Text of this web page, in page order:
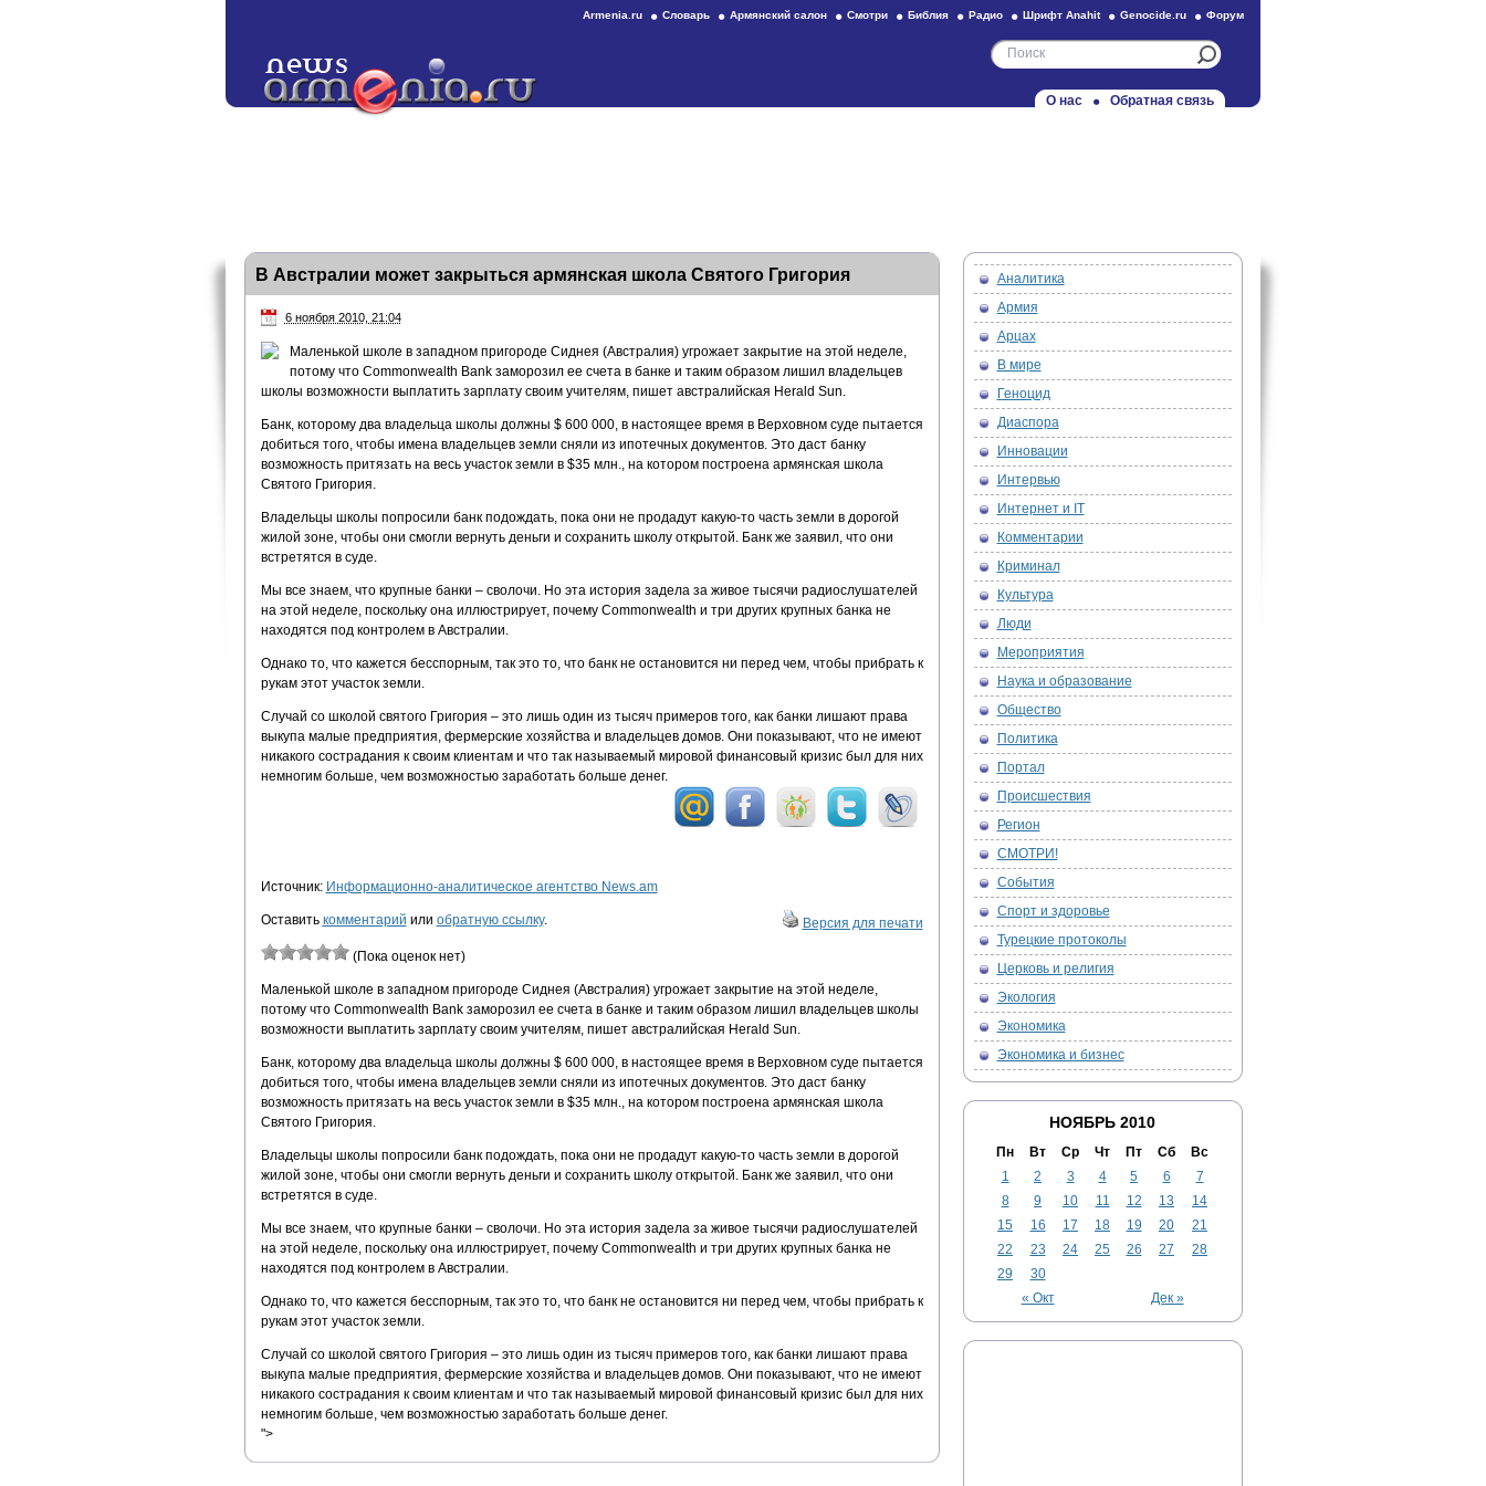
Armenia.ru Словарь Армянский салон Смотри Библия Радио Шрифт Anahit Genocide.ru Форум
О нас Обратная связь
В Австралии может закрыться армянская школа Святого Григория
6 ноября 2010, 21:04
Маленькой школе в западном пригороде Сиднея (Австралия) угрожает закрытие на этой неделе,
потому что Commonwealth Bank заморозил ее счета в банке и таким образом лишил владельцев
школы возможности выплатить зарплату своим учителям, пишет австралийская Herald Sun.
Банк, которому два владельца школы должны $ 600 000, в настоящее время в Верховном суде пытается
добиться того, чтобы имена владельцев земли сняли из ипотечных документов. Это даст банку
возможность притязать на весь участок земли в $35 млн., на котором построена армянская школа
Святого Григория.
Владельцы школы попросили банк подождать, пока они не продадут какую-то часть земли в дорогой
жилой зоне, чтобы они смогли вернуть деньги и сохранить школу открытой. Банк же заявил, что они
встретятся в суде.
Мы все знаем, что крупные банки – сволочи. Но эта история задела за живое тысячи радиослушателей
на этой неделе, поскольку она иллюстрирует, почему Commonwealth и три других крупных банка не
находятся под контролем в Австралии.
Однако то, что кажется бесспорным, так это то, что банк не остановится ни перед чем, чтобы прибрать к
рукам этот участок земли.
Случай со школой святого Григория – это лишь один из тысяч примеров того, как банки лишают права
выкупа малые предприятия, фермерские хозяйства и владельцев домов. Они показывают, что не имеют
никакого сострадания к своим клиентам и что так называемый мировой финансовый кризис был для них
немногим больше, чем возможностью заработать больше денег.
Источник: Информационно-аналитическое агентство News.am
Оставить комментарий или обратную ссылку. Версия для печати
(Пока оценок нет)
Маленькой школе в западном пригороде Сиднея (Австралия) угрожает закрытие на этой неделе,
потому что Commonwealth Bank заморозил ее счета в банке и таким образом лишил владельцев школы
возможности выплатить зарплату своим учителям, пишет австралийская Herald Sun.
Банк, которому два владельца школы должны $ 600 000, в настоящее время в Верховном суде пытается
добиться того, чтобы имена владельцев земли сняли из ипотечных документов. Это даст банку
возможность притязать на весь участок земли в $35 млн., на котором построена армянская школа
Святого Григория.
Владельцы школы попросили банк подождать, пока они не продадут какую-то часть земли в дорогой
жилой зоне, чтобы они смогли вернуть деньги и сохранить школу открытой. Банк же заявил, что они
встретятся в суде.
Мы все знаем, что крупные банки – сволочи. Но эта история задела за живое тысячи радиослушателей
на этой неделе, поскольку она иллюстрирует, почему Commonwealth и три других крупных банка не
находятся под контролем в Австралии.
Однако то, что кажется бесспорным, так это то, что банк не остановится ни перед чем, чтобы прибрать к
рукам этот участок земли.
Случай со школой святого Григория – это лишь один из тысяч примеров того, как банки лишают права
выкупа малые предприятия, фермерские хозяйства и владельцев домов. Они показывают, что не имеют
никакого сострадания к своим клиентам и что так называемый мировой финансовый кризис был для них
немногим больше, чем возможностью заработать больше денег.
">
Аналитика
Армия
Арцах
В мире
Геноцид
Диаспора
Инновации
Интервью
Интернет и IT
Комментарии
Криминал
Культура
Люди
Мероприятия
Наука и образование
Общество
Политика
Портал
Происшествия
Регион
СМОТРИ!
События
Спорт и здоровье
Турецкие протоколы
Церковь и религия
Экология
Экономика
Экономика и бизнес
НОЯБРЬ 2010
Пн Вт Ср Чт Пт Сб Вс
« Окт Дек »
1 2 3 4 5 6
7
8
9 10 11 12 13
14
15
16 17 18 19 20
21
22
23 24 25 26 27
28
29
30